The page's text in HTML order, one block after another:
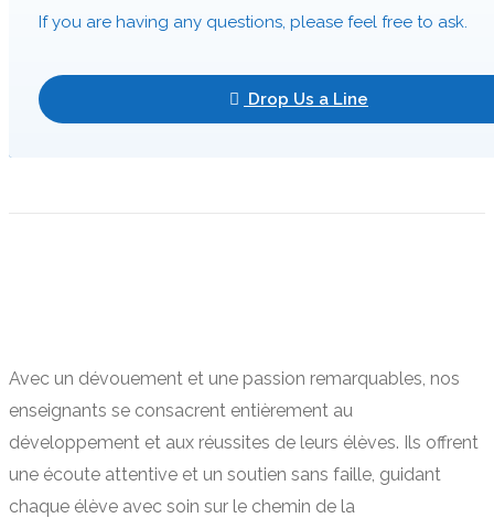
If you are having any questions, please feel free to ask.
Drop Us a Line
Avec un dévouement et une passion remarquables, nos
enseignants se consacrent entièrement au
développement et aux réussites de leurs élèves. Ils offrent
une écoute attentive et un soutien sans faille, guidant
chaque élève avec soin sur le chemin de la